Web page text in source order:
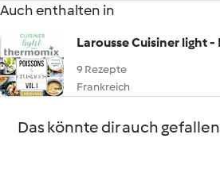
Auch enthalten in
9 Rezepte
Frankreich
Das könnte dir auch gefallen